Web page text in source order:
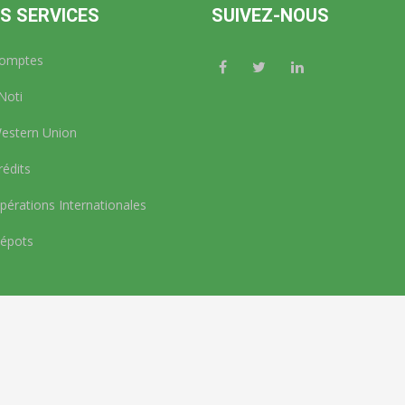
SERVICES
Union
Internationales
SUIVEZ-NOUS